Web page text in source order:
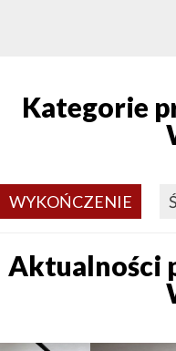
Kategorie
WYKOŃCZENIE
Aktualności